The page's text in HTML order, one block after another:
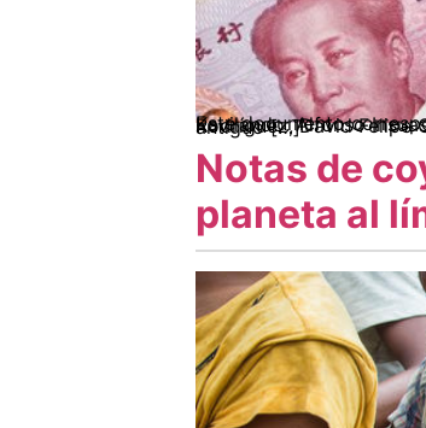
Este documento corresponde a la primera parte del análisis de coyuntura II semestre de 2022, desarrollado por los equipos de Kavilando: Alfonso Insuasty Rodríguez, Eulalia Borja, Yani Vallejo Duque, Daniel Ruiz Bracamonte; Ciam: Brenda Milena Perdomo Rodríguez, David Felipe Céspedes Rodríguez; y Cedins: Luis Alfredo Burbano Narváez, Santiago Salinas Miranda Rusia frena en su antiguo […]
Notas de
planeta al